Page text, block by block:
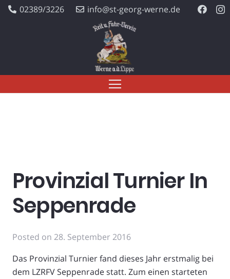
02389/3226 info@st-georg-werne.de
Provinzial Turnier In
Seppenrade
Posted on 28. September 2016
Das Provinzial Turnier fand dieses Jahr erstmalig bei
dem LZRFV Seppenrade statt. Zum einen starteten